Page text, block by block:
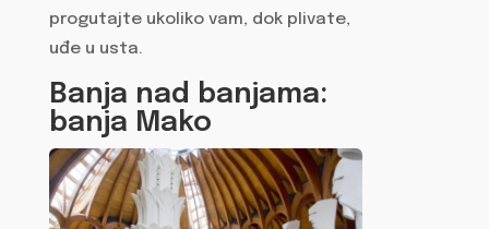
progutajte ukoliko vam, dok plivate,
uđe u usta.
Banja nad banjama:
banja Mako